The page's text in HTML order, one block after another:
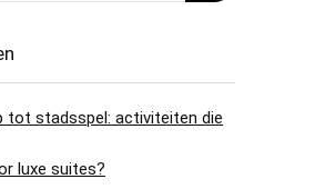
tot stadsspel: activiteiten die
luxe suites?